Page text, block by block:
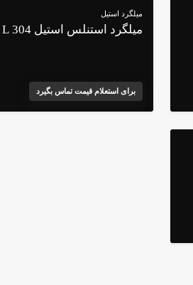
میلگرد استیل
میلگرد استنلس استیل 304 L
برای استعلام قیمت تماس بگیرد